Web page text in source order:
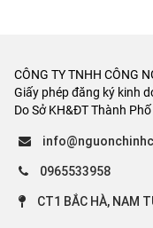
CÔNG TY TNHH CÔNG
Giấy phép đăng ký kinh
Do Sở KH&ĐT Thành
0965533958
CT1 BẮC HÀ, NAM